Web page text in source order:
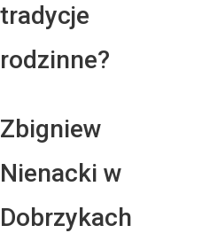
tradycje
rodzinne?
Zbigniew
Nienacki w
Dobrzykach